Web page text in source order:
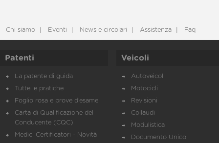
Chi siamo Eventi News e circolari Assistenza Faq
Patenti
La patente di guida
Tutte le pratiche
Foglio rosa e prove d’esame
Carta di Qualificazione del
Conducente (CQC)
Medici Certificatori - Novità
Veicoli
Autoveicoli
Motocicli
Revisioni
Collaudi
Modulistica
Documento Unico